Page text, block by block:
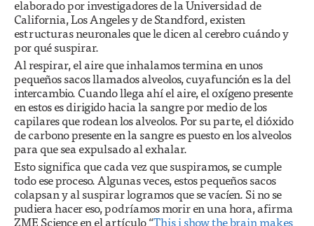
elaborado por investigadores de la Universidad de
California, Los Angeles y de Standford, existen
estructuras neuronales que le dicen al cerebro cuándo y
por qué suspirar.
Al respirar, el aire que inhalamos termina en unos
pequeños sacos llamados alveolos, cuyafunción es la del
intercambio. Cuando llega ahí el aire, el oxígeno presente
en estos es dirigido hacia la sangre por medio de los
capilares que rodean los alveolos. Por su parte, el dióxido
de carbono presente en la sangre es puesto en los alveolos
para que sea expulsado al exhalar.
Esto significa que cada vez que suspiramos, se cumple
todo ese proceso. Algunas veces, estos pequeños sacos
colapsan y al suspirar logramos que se vacíen. Si no se
pudiera hacer eso, podríamos morir en una hora, afirma
ZME Science en el artículo “This i show the brain makes